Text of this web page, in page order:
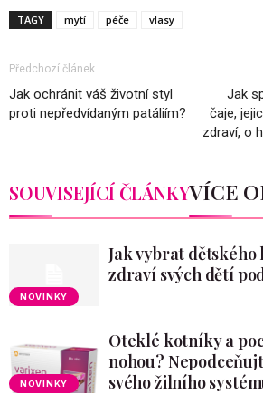
TAGY mytí péče vlasy
Předchozí článek
Jak ochránit váš životní styl
proti nepředvídaným patáliím?
Jak
čaje,
zdraví, o
SOUVISEJÍCÍ ČLÁNKYVÍCE
NOVINKY
Jak vybrat
zdraví svých dětí
NOVINKY
Oteklé kotníky a
nohou?
svého žilního